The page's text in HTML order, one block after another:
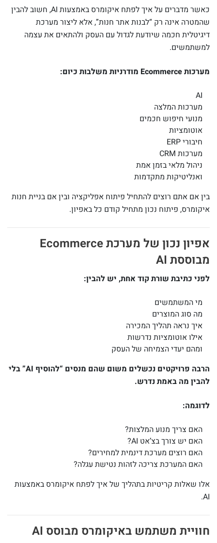
כאשר מדברים על איך לפתח איקומרס באמצעות AI, חשוב להבין
שהמטרה אינה רק “לבנות אתר חנות”, אלא ליצור מערכת
דיגיטלית חכמה שיודעת לגדול עם העסק ולהתאים את עצמה
למשתמשים.
מערכות Ecommerce מודרניות משלבות כיום:
AI
מערכות המלצה
מנועי חיפוש חכמים
אוטומציות
חיבורי ERP
מערכות CRM
ניהול מלאי בזמן אמת
ואנליטיקות מתקדמות
בין אם אתם רוצים להתחיל פיתוח אפליקציה ובין אם בניית חנות
איקומרס, פיתוח נכון מתחיל קודם כל באפיון.
אפיון נכון של מערכת Ecommerce
מבוססת AI
לפני כתיבת שורת קוד אחת, יש להבין:
מי המשתמשים
מה סוג המוצרים
איך נראה תהליך המכירה
אילו אוטומציות נדרשות
ומהם יעדי הצמיחה של העסק
הרבה פרויקטים נכשלים משום שהם מנסים “להוסיף AI” בלי
להבין מה באמת נדרש.
לדוגמה:
האם צריך מנוע המלצות?
האם יש צורך בצ’אט AI?
האם רוצים מערכת דינמית למחירים?
האם המערכת צריכה לזהות נטישת עגלה?
אלו שאלות קריטיות בתהליך של איך לפתח איקומרס באמצעות
AI.
חוויית משתמש באיקומרס מבוסס AI